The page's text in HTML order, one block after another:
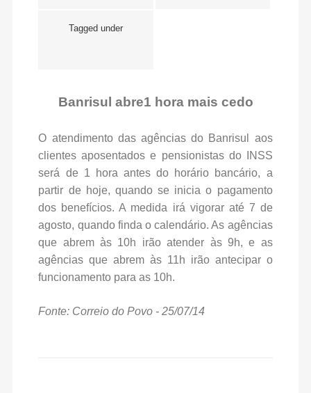
Tagged under
Banrisul abre1 hora mais cedo
O atendimento das agências do Banrisul aos
clientes aposentados e pensionistas do INSS
será de 1 hora antes do horário bancário, a
partir de hoje, quando se inicia o pagamento
dos benefícios. A medida irá vigorar até 7 de
agosto, quando finda o calendário. As agências
que abrem às 10h irão atender às 9h, e as
agências que abrem às 11h irão antecipar o
funcionamento para as 10h.
Fonte: Correio do Povo - 25/07/14